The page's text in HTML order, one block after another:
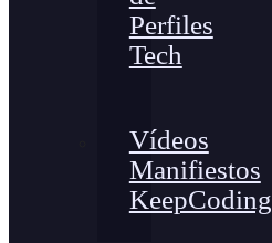
Perfiles
Tech
Vídeos
Manifiestos
KeepCoding